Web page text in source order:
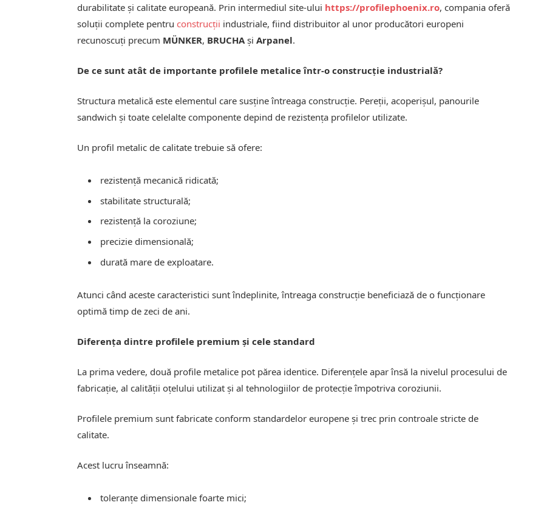
durabilitate și calitate europeană. Prin intermediul site-ului https://profilephoenix.ro, compania oferă
soluții complete pentru construcții industriale, fiind distribuitor al unor producători europeni
recunoscuți precum MÜNKER, BRUCHA șiArpanel.
De ce sunt atât de importante profilele metalice într-o construcție industrială?
Structura metalică este elementul care susține întreaga construcție. Pereții, acoperișul, panourile
sandwich și toate celelalte componente depind de rezistența profilelor utilizate.
Un profil metalic de calitate trebuie să ofere:
rezistență mecanică ridicată;
stabilitate structurală;
rezistență la coroziune;
precizie dimensională;
durată mare de exploatare.
Atunci când aceste caracteristici sunt îndeplinite, întreaga construcție beneficiază de o funcționare
optimă timp de zeci de ani.
Diferența dintre profilele premium și cele standard
La prima vedere, două profile metalice pot părea identice. Diferențele apar însă la nivelul procesului de
fabricație, al calității oțelului utilizat și al tehnologiilor de protecție împotriva coroziunii.
Profilele premium sunt fabricate conform standardelor europene și trec prin controale stricte de
calitate.
Acest lucru înseamnă:
toleranțe dimensionale foarte mici;